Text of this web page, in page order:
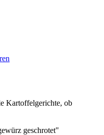
Kartoffelgerichte, ob
geschrotet"